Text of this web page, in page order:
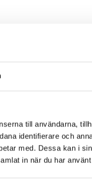
till användarna,
identifierare och
med. Dessa kan i
in när du har
55050-03